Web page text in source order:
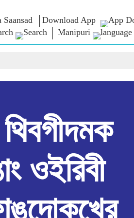
Saansad Download App
Manipuri
ইন্তরভ্যুশিং
ব্লোগ
Photo Booth
ওইরিবী